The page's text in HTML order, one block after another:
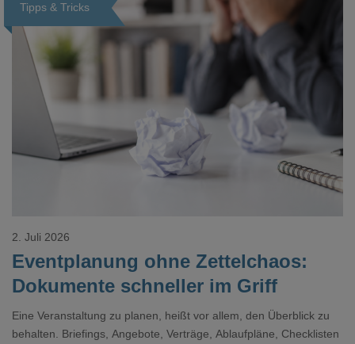
Tipps & Tricks
Eventplanung ohne Zettelchaos:
Dokumente schneller im Griff
2. Juli 2026
Eine Veranstaltung zu planen, heißt vor allem, den Überblick zu
behalten. Briefings, Angebote, Verträge, Ablaufpläne, Checklisten